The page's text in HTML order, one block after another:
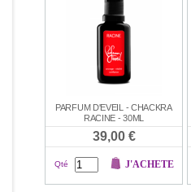
PARFUM D'EVEIL - CHACKRA
RACINE - 30ML
39,00 €
Qté J'ACHETE